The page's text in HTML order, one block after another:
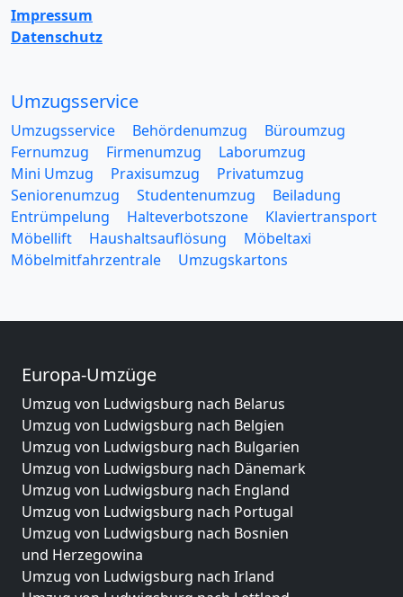
Impressum
Datenschutz
Umzugsservice
Umzugsservice Behördenumzug
Büroumzug
Fernumzug
Firmenumzug
Laborumzug
Mini Umzug
Praxisumzug
Privatumzug
Seniorenumzug
Studentenumzug
Beiladung
Entrümpelung
Halteverbotszone
Klaviertransport
Möbellift
Haushaltsauflösung
Möbeltaxi
Möbelmitfahrzentrale
Umzugskartons
Europa-Umzüge
Umzug von Ludwigsburg nach Belarus
Umzug von Ludwigsburg nach Belgien
Umzug von Ludwigsburg nach Bulgarien
Umzug von Ludwigsburg nach Dänemark
Umzug von Ludwigsburg nach England
Umzug von Ludwigsburg nach Portugal
Umzug von Ludwigsburg nach Bosnien
und Herzegowina
Umzug von Ludwigsburg nach Irland